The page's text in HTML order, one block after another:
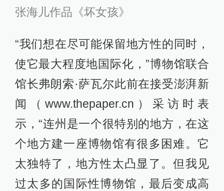
张海儿作品《坏女孩》
“我们想在尽可能保留地方性的同时，
使它最大程度地国际化，”博物馆联合
馆长弗朗索·萨瓦尔此前在接受澎湃新
闻（www.thepaper.cn）采访时表
示，“连州是一个很特别的地方，在这
个地方建一座博物馆有很多困难。它
太独特了，地方性太凸显了。但我见
过太多的国际性博物馆，最后变成高